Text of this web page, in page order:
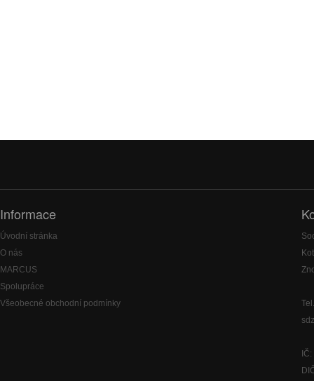
Informace
Úvodní stránka
O nás
MARCUS
Spolupráce
Všeobecné obchodní podmínky